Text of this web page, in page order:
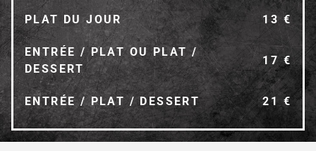
PLAT DU JOUR 13 €
ENTRÉE / PLAT OU PLAT /
DESSERT
17 €
ENTRÉE / PLAT / DESSERT 21 €